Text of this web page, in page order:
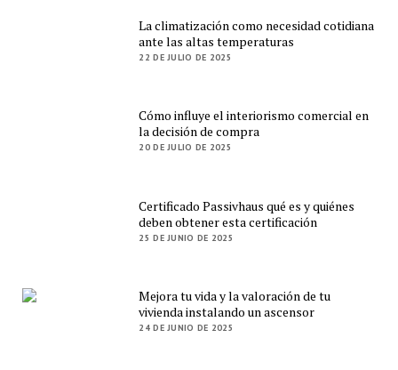
La climatización como necesidad cotidiana
ante las altas temperaturas
22 DE JULIO DE 2025
Cómo influye el interiorismo comercial en
la decisión de compra
20 DE JULIO DE 2025
Certificado Passivhaus qué es y quiénes
deben obtener esta certificación
25 DE JUNIO DE 2025
Mejora tu vida y la valoración de tu
vivienda instalando un ascensor
24 DE JUNIO DE 2025